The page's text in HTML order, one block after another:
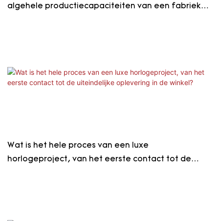
algehele productiecapaciteiten van een fabriek
Wat is het hele proces van een luxe
horlogeproject, van het eerste contact tot de